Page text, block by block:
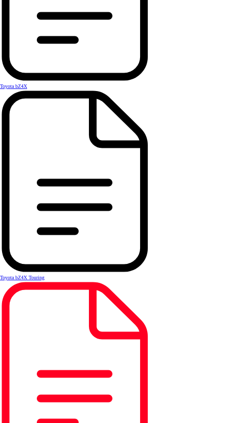
Toyota bZ4X
Toyota bZ4X Touring